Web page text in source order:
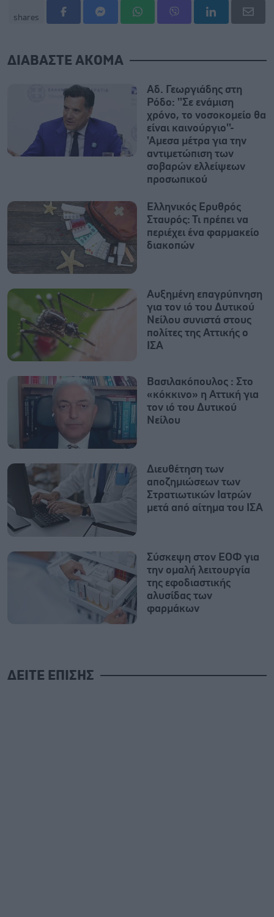
shares
ΔΙΑΒΑΣΤΕ ΑΚΟΜΑ
Αδ. Γεωργιάδης στη
Ρόδο: ''Σε ενάμιση
χρόνο, το νοσοκομείο θα
είναι καινούργιο''-
'Αμεσα μέτρα για την
αντιμετώπιση των
σοβαρών ελλείψεων
προσωπικού
Ελληνικός Ερυθρός
Σταυρός: Τι πρέπει να
περιέχει ένα φαρμακείο
διακοπών
Αυξημένη επαγρύπνηση
για τον ιό του Δυτικού
Νείλου συνιστά στους
πολίτες της Αττικής ο
ΙΣΑ
Βασιλακόπουλος : Στο
«κόκκινο» η Αττική για
τον ιό του Δυτικού
Νείλου
Διευθέτηση των
αποζημιώσεων των
Στρατιωτικών Ιατρών
μετά από αίτημα του ΙΣΑ
Σύσκεψη στον ΕΟΦ για
την ομαλή λειτουργία
της εφοδιαστικής
αλυσίδας των
φαρμάκων
ΔΕΙΤΕ ΕΠΙΣΗΣ